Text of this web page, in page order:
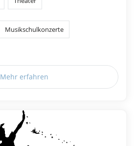
Musikschulkonzerte
Mehr erfahren